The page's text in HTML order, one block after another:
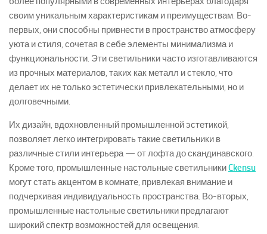
своим уникальным характеристикам и преимуществам. Во-
первых, они способны привнести в пространство атмосферу
уюта и стиля, сочетая в себе элементы минимализма и
функциональности. Эти светильники часто изготавливаются
из прочных материалов, таких как металл и стекло, что
делает их не только эстетически привлекательными, но и
долговечными.
Их дизайн, вдохновленный промышленной эстетикой,
позволяет легко интегрировать такие светильники в
различные стили интерьера — от лофта до скандинавского.
Кроме того, промышленные настольные светильникиCkensu
могут стать акцентом в комнате, привлекая внимание и
подчеркивая индивидуальность пространства. Во-вторых,
промышленные настольные светильники предлагают
широкий спектр возможностей для освещения.